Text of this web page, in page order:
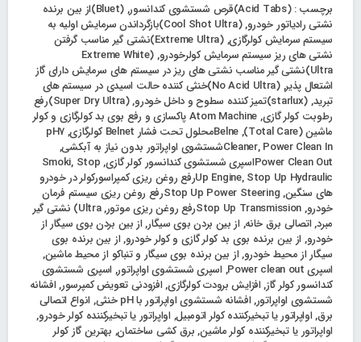
برچسب :(Acid Tabs)قرص شستشوی کندانسور ,
(Bluet)از بین برنده
نشتی رادیاتور خودرو,
(Cool Shot Ultra)بازگرداندن سرمایش اولیه به
سیستم سرمایش کولرگازی,
(Extreme Ultra)نشتی گیر مناسب گرفتن
نشتی های ریز سیستم سرمایش کولرخودرو,
(Extreme White
Ultra)نشتی گیر مناسب نشتی های ریز در سیستم های سرمایش دارای گاز
اشتعال پذیر,
(No Acid Ultra)خنثی کننده حالت اسیدی در سیستم های
تبرید,(starlux)تمیز کننده سطوح و داخل خودرو ,
(Super Dry Ultra)رفع
رطوبت کولر گازی,
Atom Machine پاکسازی و رفع بوی بد کولرگازی و کولر
ماشین (Total Care)
,Belneمحلول تحت فشار Belnet کولرگازی ,
pH7
Cleaner,Power Clean Inشستشوی اواپراتور بدون نیاز به آبکشی
,
Power Clean Outاسپری شستشوی کندانسور کولر گازی
,
Smoki, Stop
Up Engine,
Stop Up Hydraulicرفع روغن ریزی کمپراسورکولر در خودرو
های سنگین,
Stop Up Power Steeringرفع روغن ریزی سیستم فرمان
خودرو,Stop Up Transmissionرفع روغن ریزی موتور ,
Ultra) نشتی گیر
مبرد,اتصالی برق خانه, از بین بردن بوی سیگار,از بین بردن بوی سیگار از
خودرو, از بین برنده بوی بد کولر گازی و کولر خودرو,از بین برنده بوی
سیگار از محیط خودرو,از بین برنده بوی سیگار و تنباکو از محیط ماشین,
اسپری Power clean out
, اسپری شستشوی اواپراتور, اسپری شستشوی
کندانسور کولر گاز,افزایش برودت کولرگازی,افزودنی تعویض کمپرسور,افشانه
شستشوی اواپراتور,افشانه شستشوی اواپراتور با pH خنثی , انواع اتصالی
برق,اواپراتور یا تبخیرکننده کولر اتومبیل, اواپراتور یا تبخیرکننده کولر خودرو,
اواپراتور یا تبخیرکننده کولر ماشین,برق کشی ساختمان, بهترین گاز کولر